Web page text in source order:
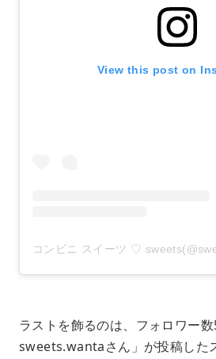
View this post on
ラストを飾るのは、フォロワー
sweets.wantaさん」が投稿した